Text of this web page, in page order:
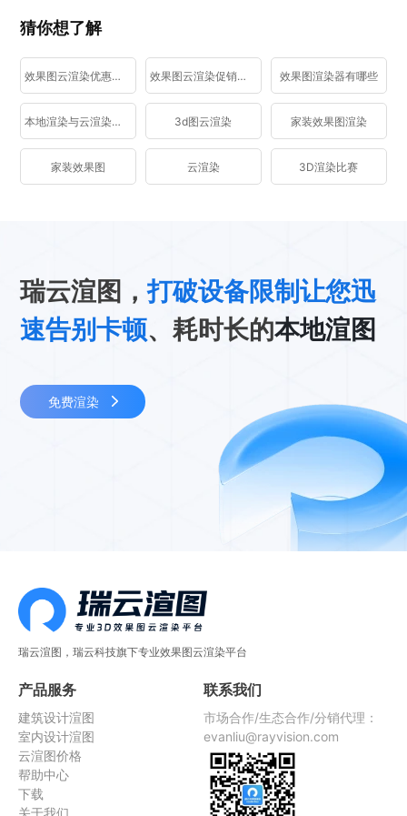
猜你想了解
效果图云渲染优惠活动 效果图云渲染促销活动 效果图渲染器有哪些
本地渲染与云渲染区别 3d图云渲染 家装效果图渲染
家装效果图 云渲染 3D渲染比赛
瑞云渲图，打破设备限制让您迅
速告别卡顿、耗时长的本地渲图
免费渲染
瑞云渲图，瑞云科技旗下专业效果图云渲染平台
产品服务
建筑设计渲图
室内设计渲图
云渲图价格
帮助中心
下载
关于我们
联系我们
市场合作/生态合作/分销代理：
evanliu@rayvision.com